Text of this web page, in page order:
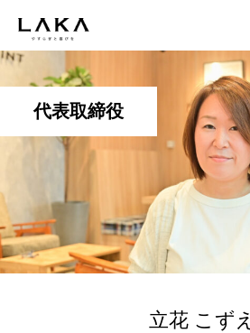
代表取締役
立花 こずえ